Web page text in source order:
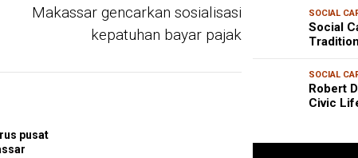
Makassar gencarkan sosialisasi
kepatuhan bayar pajak
pusat
SOCIAL
Social
SOCIAL
Robert
Civic